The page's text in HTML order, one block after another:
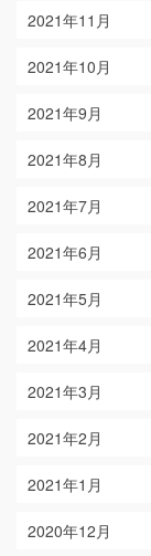
2021年11月
2021年10月
2021年9月
2021年8月
2021年7月
2021年6月
2021年5月
2021年4月
2021年3月
2021年2月
2021年1月
2020年12月